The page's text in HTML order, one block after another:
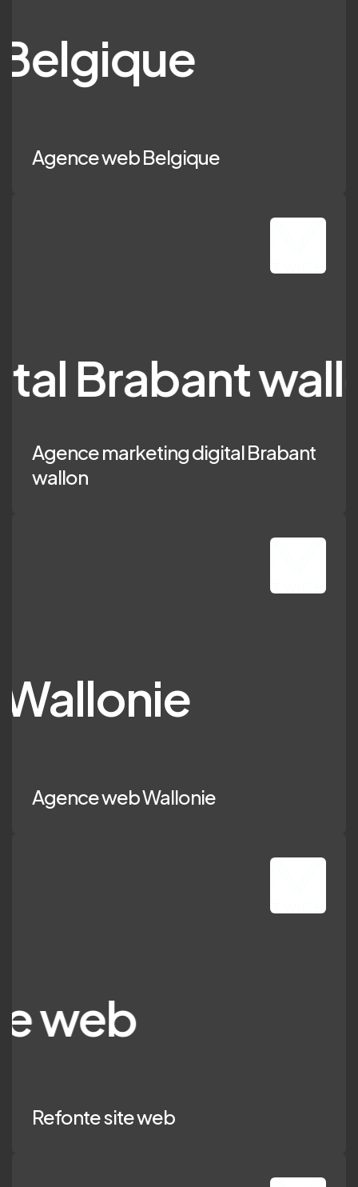
Agence web Belgique
wallon
Agence marketing digital Brabant
wallon
Agence web Wallonie
Refonte site web